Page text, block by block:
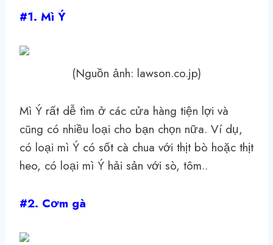
#1. Mì Ý
(Nguồn ảnh: lawson.co.jp)
Mì Ý rất dễ tìm ở các cửa hàng tiện lợi và
cũng có nhiều loại cho bạn chọn nữa. Ví dụ,
có loại mì Ý có sốt cà chua với thịt bò hoặc thịt
heo, có loại mì Ý hải sản với sò, tôm..
#2. Cơm gà